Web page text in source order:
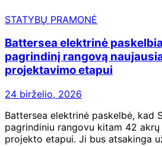
STATYBŲ PRAMONĖ
Battersea elektrinė
pagrindinį rangovą
projektavimo etapui
24 birželio, 2026
Battersea elektrinė paskelbė, kad
pagrindiniu rangovu kitam 42
projekto etapui. Ji bus atsakinga